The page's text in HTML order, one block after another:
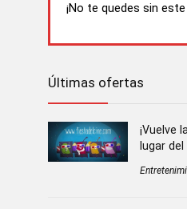
¡No te quedes sin
Últimas ofertas
¡Vuelve
lugar